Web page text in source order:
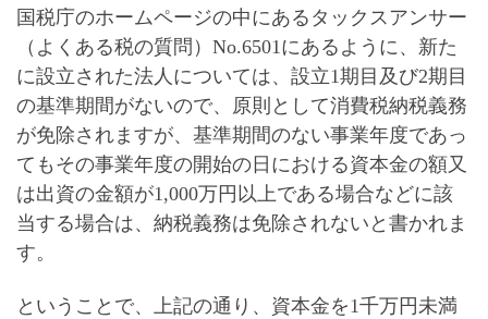
国税庁のホームページの中にあるタックスアンサー
（よくある税の質問）No.6501にあるように、 新た
に設立された法人については、設立1期目及び2期目
の基準期間がないので、原則として消費税納税義務
が免除されますが、 基準期間のない事業年度であっ
てもその事業年度の開始の日における資本金の額又
は出資の金額が1,000万円以上である場合などに該
当する場合は、納税義務は免除されない と書かれま
す。
ということで、上記の通り、資本金を1千万円未満